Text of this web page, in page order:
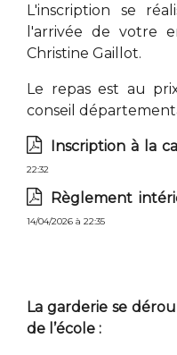
L'inscription se
l'arrivée de votre
Christine Gaillot.
Le repas est au
conseil
Inscription à la
22:32
Règlement
14/04/2026 à 22:35
La garderie se
de l’école :